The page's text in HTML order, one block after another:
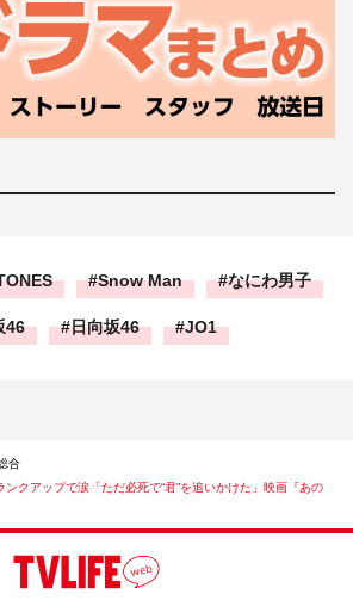
Snow Man なにわ男子
46 日向坂46 JO1
合
クアップで涙「ただ必死で“君”を追いかけた」映画『あの